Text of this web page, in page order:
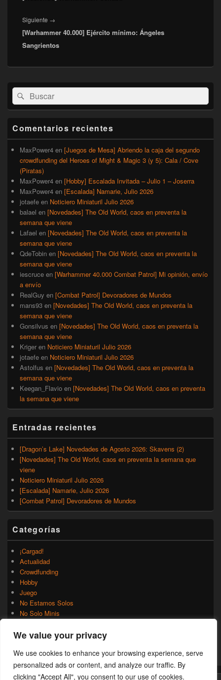
We value your privacy
We use cookies to enhance your browsing experience, serve
personalized ads or content, and analyze our traffic. By
clicking "Accept All", you consent to our use of cookies.
Siguiente →
siguiente:
[Warhammer 40.000] Ejército mínimo: Ángeles
Sangrientos
El
área
de
widget
lateral
primaria
Buscar
por:
Buscar
Comentarios recientes
MaxPower4 en [Juegos de Mesa] Abriendo la caja del segundo
crowdfunding del Heroes of Might & Magic 3 (y 5): Cala / Cove
(Piratas)
MaxPower4 en [Hobby] Escalada Invitada – Julio 1 – Joserra
MaxPower4 en [Escalada] Namarie, Julio 2026
jotaefe en Noticiero Miniaturil Julio 2026
balael en [Novedades] The Old World, caos en preventa la
semana que viene
Lafael en [Novedades] The Old World, caos en preventa la
semana que viene
QdeTobin en [Novedades] The Old World, caos en preventa la
semana que viene
iescruce en [Warhammer 40.000 Combat Patrol] Mi opinión, envío
a envío
RealGuy en [Combat Patrol] Devoradores de Mundos
mans93 en [Novedades] The Old World, caos en preventa la
semana que viene
Gonsilvus en [Novedades] The Old World, caos en preventa la
semana que viene
Kriger en Noticiero Miniaturil Julio 2026
jotaefe en Noticiero Miniaturil Julio 2026
Astolfus en [Novedades] The Old World, caos en preventa la
semana que viene
Keegan_Flavio en [Novedades] The Old World, caos en preventa
la semana que viene
Entradas recientes
[Dragon’s Lake] Novedades de Agosto 2026: Skavens (2)
[Novedades] The Old World, caos en preventa la semana que
viene
Noticiero Miniaturil Julio 2026
[Escalada] Namarie, Julio 2026
[Combat Patrol] Devoradores de Mundos
Categorías
¡Cargad!
Actualidad
Crowdfunding
Hobby
Juego
No Estamos Solos
No Solo Minis
Rumores
Uncategorized